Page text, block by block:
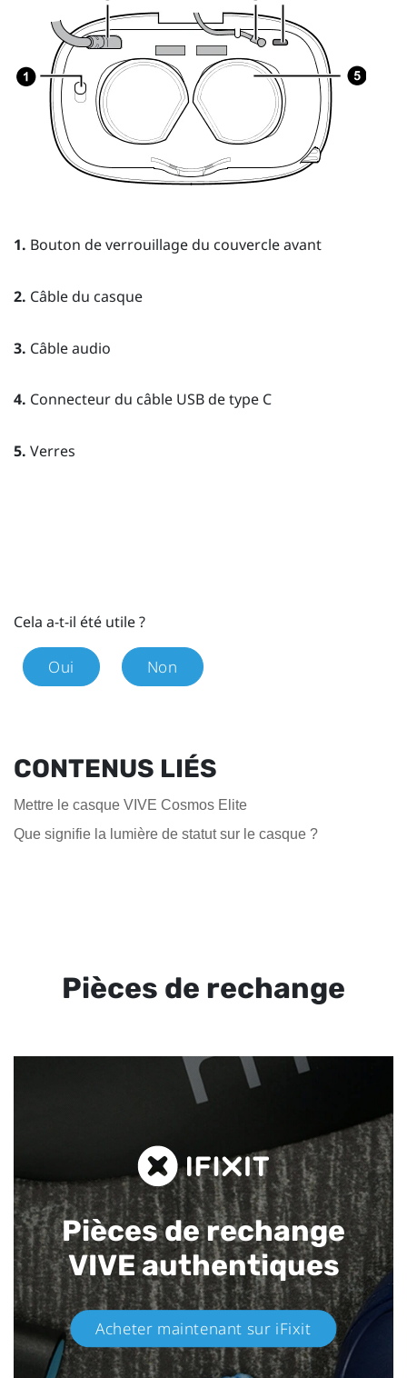
1. Bouton de verrouillage du couvercle avant
2. Câble du casque
3. Câble audio
4. Connecteur du câble USB de type C
5. Verres
Cela a-t-il été utile ?
Oui Non
CONTENUS LIÉS
Mettre le casque VIVE Cosmos Elite
Que signifie la lumière de statut sur le casque ?
Pièces de rechange
Pièces de rechange
VIVE authentiques​
Acheter maintenant sur iFixit​